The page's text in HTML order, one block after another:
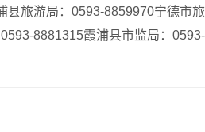
县旅游局：0593-8859970宁德市
8881315霞浦县市监局：